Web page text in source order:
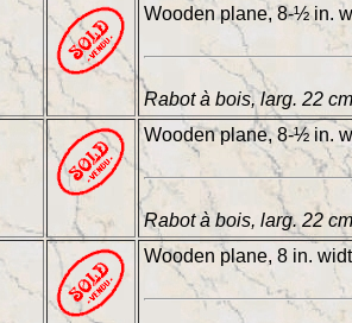
Wooden plane, 8-½ in.
Rabot à bois, larg. 22 cm
Wooden plane, 8-½ in.
Rabot à bois, larg. 22 cm
Wooden plane, 8 in.